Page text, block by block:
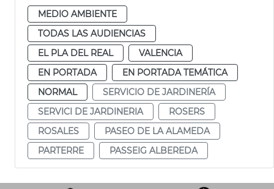
MEDIO AMBIENTE
TODAS LAS AUDIENCIAS
EL PLA DEL REAL
VALENCIA
EN PORTADA
EN PORTADA TEMÁTICA
NORMAL
SERVICIO DE JARDINERÍA
SERVICI DE JARDINERIA
ROSERS
ROSALES
PASEO DE LA ALAMEDA
PARTERRE
PASSEIG ALBEREDA